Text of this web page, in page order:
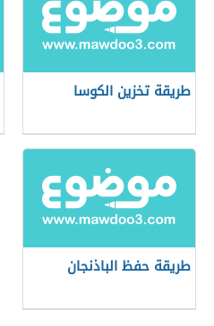
طريقة تخزين الكوسا
طريقة حفظ الباذنجان